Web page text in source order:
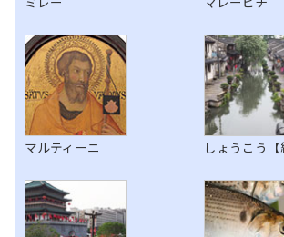
マルティーニ しょうこう【